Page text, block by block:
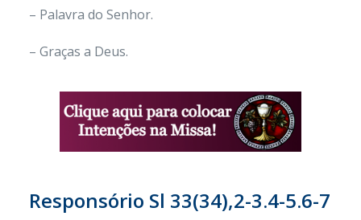
– Palavra do Senhor.
– Graças a Deus.
Responsório Sl 33(34),2-3.4-5.6-7